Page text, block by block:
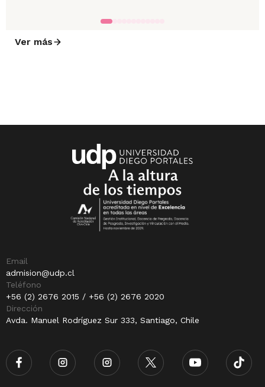
Ver más
Email
admision@udp.cl
Teléfono
+56 (2) 2676 2015 / +56 (2) 2676 2020
Dirección
Avda. Manuel Rodríguez Sur 333, Santiago, Chile